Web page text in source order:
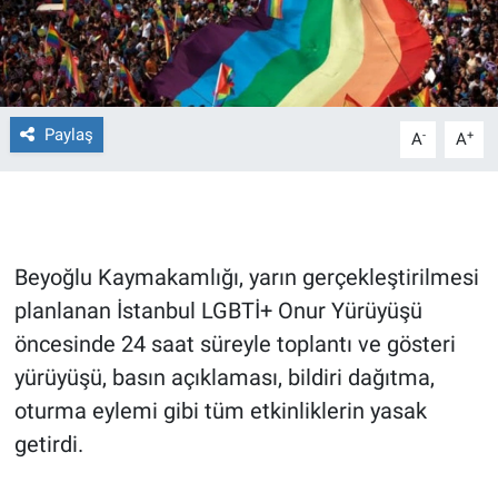
Paylaş A- A+
Beyoğlu Kaymakamlığı, yarın gerçekleştirilmesi
planlanan İstanbul LGBTİ+ Onur Yürüyüşü
öncesinde 24 saat süreyle toplantı ve gösteri
yürüyüşü, basın açıklaması, bildiri dağıtma,
oturma eylemi gibi tüm etkinliklerin yasak
getirdi.
Gerçeğin İzinde
Gün Başlıyor
Gün Bitiyor
Günün görüntüsü
Haber
İlan